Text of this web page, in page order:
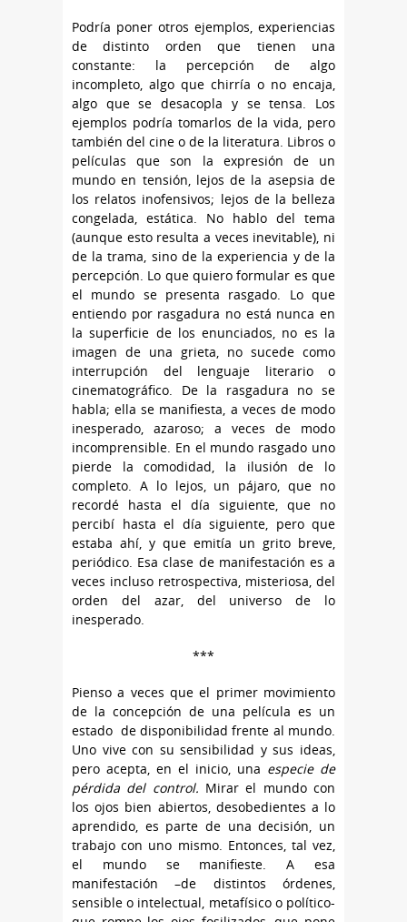
Podría poner otros ejemplos, experiencias
de distinto orden que tienen una
constante: la percepción de algo
incompleto, algo que chirría o no encaja,
algo que se desacopla y se tensa. Los
ejemplos podría tomarlos de la vida, pero
también del cine o de la literatura. Libros o
películas que son la expresión de un
mundo en tensión, lejos de la asepsia de
los relatos inofensivos; lejos de la belleza
congelada, estática. No hablo del tema
(aunque esto resulta a veces inevitable), ni
de la trama, sino de la experiencia y de la
percepción. Lo que quiero formular es que
el mundo se presenta rasgado. Lo que
entiendo por rasgadura no está nunca en
la superficie de los enunciados, no es la
imagen de una grieta, no sucede como
interrupción del lenguaje literario o
cinematográfico. De la rasgadura no se
habla; ella se manifiesta, a veces de modo
inesperado, azaroso; a veces de modo
incomprensible. En el mundo rasgado uno
pierde la comodidad, la ilusión de lo
completo. A lo lejos, un pájaro, que no
recordé hasta el día siguiente, que no
percibí hasta el día siguiente, pero que
estaba ahí, y que emitía un grito breve,
periódico. Esa clase de manifestación es a
veces incluso retrospectiva, misteriosa, del
orden del azar, del universo de lo
inesperado.
***
Pienso a veces que el primer movimiento
de la concepción de una película es un
estado de disponibilidad frente al mundo.
Uno vive con su sensibilidad y sus ideas,
pero acepta, en el inicio, una especie de
pérdida del control. Mirar el mundo con
los ojos bien abiertos, desobedientes a lo
aprendido, es parte de una decisión, un
trabajo con uno mismo. Entonces, tal vez,
el mundo se manifieste. A esa
manifestación –de distintos órdenes,
sensible o intelectual, metafísico o político-